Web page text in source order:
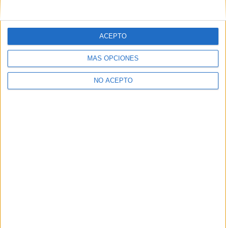
MÁS OPCIONES
NO ACEPTO
ACEPTO
Y como regalo de agradecimiento, por registrarte te daremos
gratis una copia de nuestro ebook con 100 consejos para tu
primer año de universidad